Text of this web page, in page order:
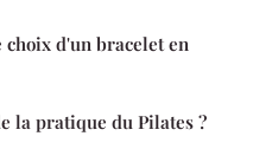
d'un bracelet en
la pratique du Pilates ?